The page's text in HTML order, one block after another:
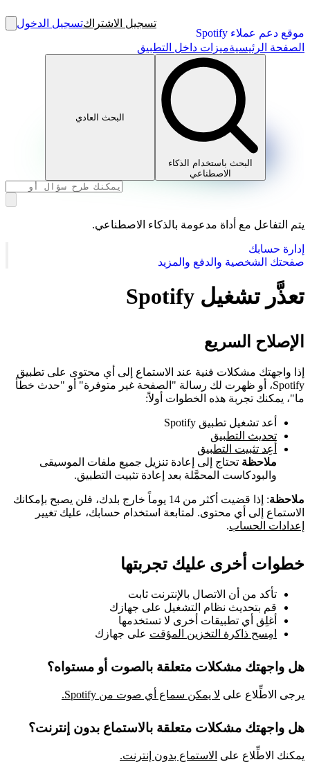
موقع دعم عملاء Spotify
تسجيل الاشتراكتسجيل الدخول
الصفحة الرئيسيةميزات داخل التطبيق
البحث باستخدام الذكاء
الاصطناعي
البحث العادي
يتم التفاعل مع أداة مدعومة بالذكاء الاصطناعي.
إدارة حسابك
صفحتك الشخصية والدفع والمزيد
تعذَّر تشغيل Spotify
الإصلاح السريع
إذا واجهتك مشكلات فنية عند الاستماع إلى أي محتوى على تطبيق
Spotify، أو ظهرت لك رسالة "الصفحة غير متوفرة" أو "حدث خطأ
ما"، يمكنك تجربة هذه الخطوات أولاً:
أعد تشغيل تطبيق Spotify
تحديث التطبيق
أعِد تثبيت التطبيق
ملاحظة تحتاج إلى إعادة تنزيل جميع ملفات الموسيقى
والبودكاست المحمَّلة بعد إعادة تثبيت التطبيق.
ملاحظة
: إذا قضيت أكثر من 14 يوماً خارج بلدك، فلن يصبح بإمكانك
الاستماع إلى أي محتوى. لمتابعة استخدام حسابك، عليك تغيير
إعدادات الحساب.
خطوات أخرى عليك تجربتها
تأكد من أن الاتصال بالإنترنت ثابت
قم بتحديث نظام التشغيل على جهازك
أغلِق أي تطبيقات أخرى لا تستخدمها
امِسح ذاكرة التخزين المؤقت على جهازك
هل واجهتك مشكلات متعلقة بالصوت أو مستواه؟
يرجى الاطِّلاع على لا يمكن سماع أي صوت من Spotify.
هل واجهتك مشكلات متعلقة بالاستماع بدون إنترنت؟
يمكنك الاطِّلاع على الاستماع بدون إنترنت.